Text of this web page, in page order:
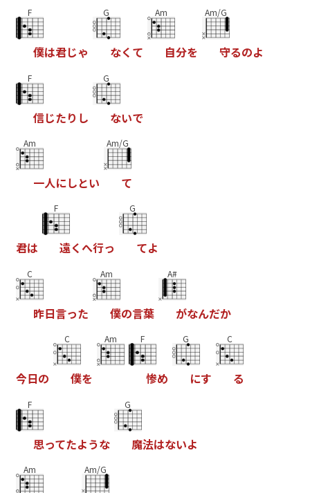
F
僕は君じゃ
G
なく て
Am
自分を
Am/G
守るのよ
F
信じたり し
G
ないで
Am
一人にしとい
Am/G
て
君は
F
遠くへ行っ
G
てよ
C
昨日言った
Am
僕の言葉
A#
がなんだか
今日の
C
僕を
Am F
惨め
G
にす
C
る
F
思ってたような
G
魔法はないよ
Am Am/G